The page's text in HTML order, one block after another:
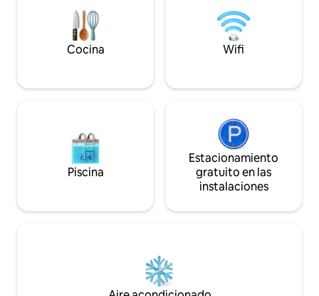
Barbacoa y
piedra natural
-Fuentes,
Cocina Wifi
Piscina
Estacionamiento
gratuito en las
instalaciones